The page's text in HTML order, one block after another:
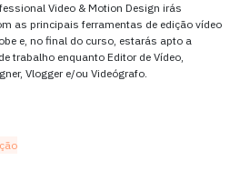
Video & Motion Design irás
as principais ferramentas de edição vídeo
e, no final do curso, estarás apto a
trabalho enquanto Editor de Vídeo,
Vlogger e/ou Videógrafo.